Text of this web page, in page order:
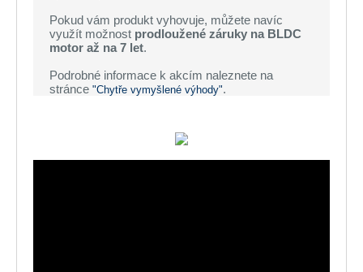
Pokud vám produkt vyhovuje, můžete navíc
využít možnost prodloužené záruky na BLDC
motor až na 7 let.
Podrobné informace k akcím naleznete na
stránce "Chytře vymyšlené výhody".